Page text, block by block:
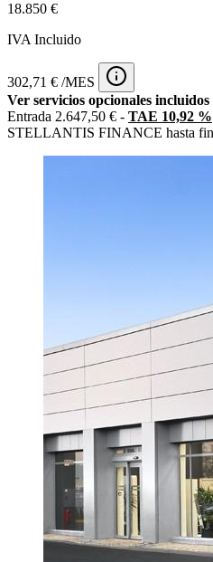
18.850 €
IVA Incluido
302,71 € /MES
Ver servicios opcionales
Entrada 2.647,50 € - TAE 10,92 %
STELLANTIS FINANCE hasta